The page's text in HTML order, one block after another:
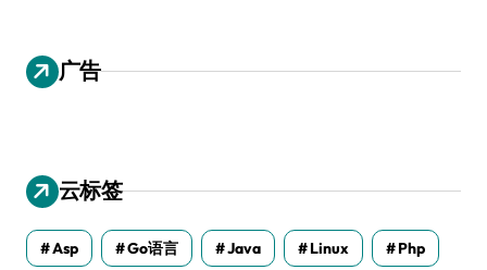
广告
云标签
Asp Go语言 Java Linux Php